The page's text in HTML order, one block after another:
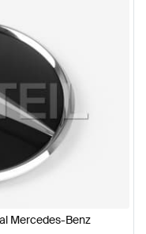
Mercedes-Benz